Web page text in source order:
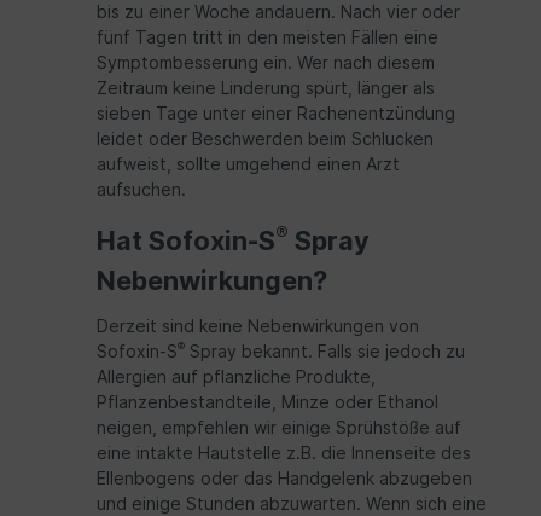
bis zu einer Woche andauern. Nach vier oder
fünf Tagen tritt in den meisten Fällen eine
Symptombesserung ein. Wer nach diesem
Zeitraum keine Linderung spürt, länger als
sieben Tage unter einer Rachenentzündung
leidet oder Beschwerden beim Schlucken
aufweist, sollte umgehend einen Arzt
aufsuchen.
Hat Sofoxin-S® Spray
Nebenwirkungen?
Derzeit sind keine Nebenwirkungen von
Sofoxin-S® Spray bekannt. Falls sie jedoch zu
Allergien auf pflanzliche Produkte,
Pflanzenbestandteile, Minze oder Ethanol
neigen, empfehlen wir einige Sprühstöße auf
eine intakte Hautstelle z.B. die Innenseite des
Ellenbogens oder das Handgelenk abzugeben
und einige Stunden abzuwarten. Wenn sich eine